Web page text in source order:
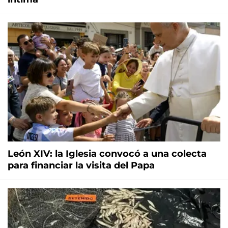
León XIV: la Iglesia convocó a una colecta
para financiar la visita del Papa